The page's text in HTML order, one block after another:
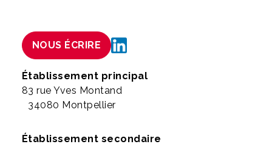
NOUS ÉCRIRE
Établissement principal
83 rue Yves Montand
34080 Montpellier
Établissement secondaire